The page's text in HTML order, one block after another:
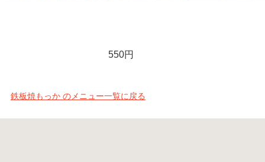
550円
鉄板焼もっか のメニュー一覧に戻る